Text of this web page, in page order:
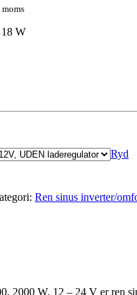
kr.
W
Ryd
Ren sinus inverter/
2000 W, 12 – 24 V er ren